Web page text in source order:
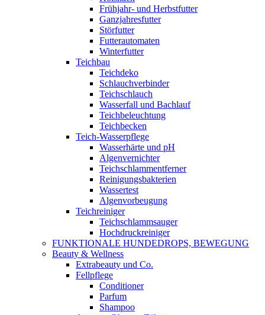
Frühjahr- und Herbstfutter
Ganzjahresfutter
Störfutter
Futterautomaten
Winterfutter
Teichbau
Teichdeko
Schlauchverbinder
Teichschlauch
Wasserfall und Bachlauf
Teichbeleuchtung
Teichbecken
Teich-Wasserpflege
Wasserhärte und pH
Algenvernichter
Teichschlammentferner
Reinigungsbakterien
Wassertest
Algenvorbeugung
Teichreiniger
Teichschlammsauger
Hochdruckreiniger
FUNKTIONALE HUNDEDROPS, BEWEGUNG
Beauty & Wellness
Extrabeauty und Co.
Fellpflege
Conditioner
Parfum
Shampoo